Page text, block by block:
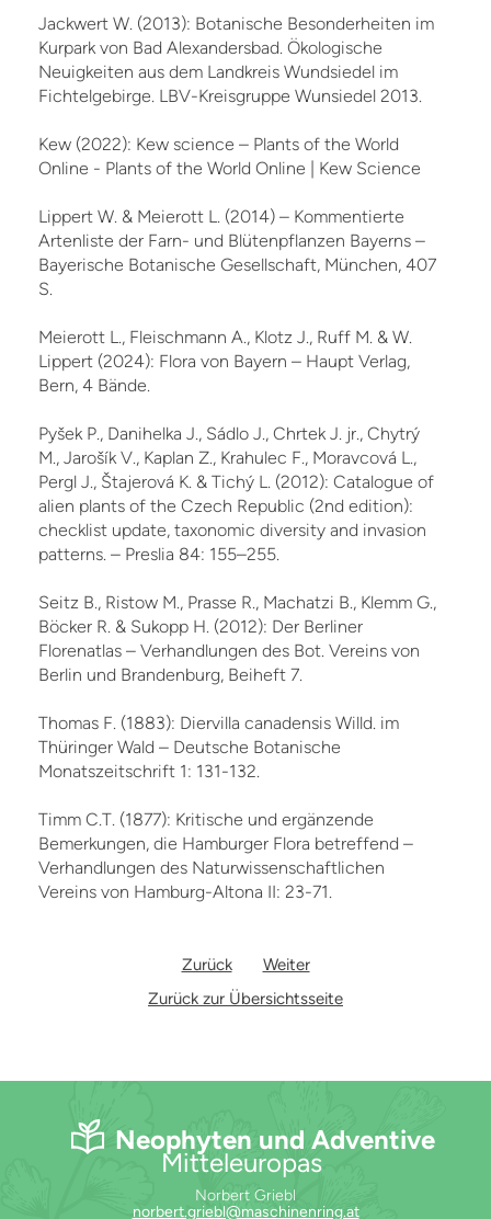
Jackwert W. (2013): Botanische Besonderheiten im
Kurpark von Bad Alexandersbad. Ökologische
Neuigkeiten aus dem Landkreis Wundsiedel im
Fichtelgebirge. LBV-Kreisgruppe Wunsiedel 2013.
Kew (2022): Kew science – Plants of the World
Online - Plants of the World Online | Kew Science
Lippert W. & Meierott L. (2014) – Kommentierte
Artenliste der Farn- und Blütenpflanzen Bayerns –
Bayerische Botanische Gesellschaft, München, 407
S.
Meierott L., Fleischmann A., Klotz J., Ruff M. & W.
Lippert (2024): Flora von Bayern – Haupt Verlag,
Bern, 4 Bände.
Pyšek P., Danihelka J., Sádlo J., Chrtek J. jr., Chytrý
M., Jarošík V., Kaplan Z., Krahulec F., Moravcová L.,
Pergl J., Štajerová K. & Tichý L. (2012): Catalogue of
alien plants of the Czech Re­public (2nd edition):
checklist update, taxonomic diversity and invasion
patterns. – Preslia 84: 155–255.
Seitz B., Ristow M., Prasse R., Machatzi B., Klemm G.,
Böcker R. & Sukopp H. (2012): Der Berliner
Florenatlas – Verhandlungen des Bot. Vereins von
Berlin und Brandenburg, Beiheft 7.
Thomas F. (1883): Diervilla canadensis Willd. im
Thüringer Wald – Deutsche Botanische
Monatszeitschrift 1: 131-132.
Timm C.T. (1877): Kritische und ergänzende
Bemerkungen, die Hamburger Flora betreffend –
Verhandlungen des Naturwissenschaftlichen
Vereins von Hamburg-Altona II: 23-71.
Zurück
Weiter
Zurück zur Übersichtsseite
Neophyten und Adventive
Mitteleuropas
Norbert Griebl
norbert.griebl@maschinenring.at